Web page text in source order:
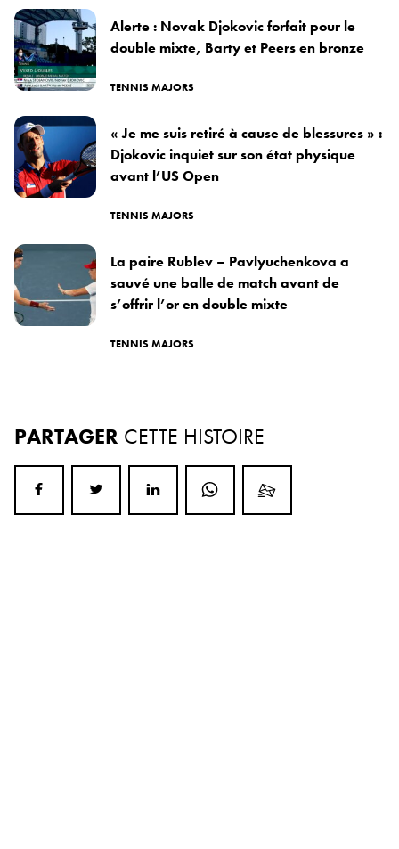
Alerte : Novak Djokovic forfait pour le
double mixte, Barty et Peers en bronze
TENNIS MAJORS
« Je me suis retiré à cause de blessures » :
Djokovic inquiet sur son état physique
avant l’US Open
TENNIS MAJORS
La paire Rublev – Pavlyuchenkova a
sauvé une balle de match avant de
s’offrir l’or en double mixte
TENNIS MAJORS
PARTAGER CETTE HISTOIRE